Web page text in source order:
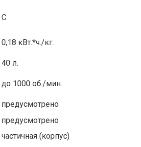
C
0,18 кВт.*ч./кг.
40 л.
до 1000 об./мин.
предусмотрено
предусмотрено
частичная (корпус)